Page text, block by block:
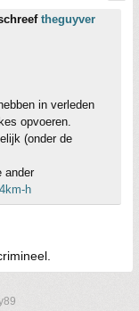
theguyver
in verleden
opvoeren.
(onder de
ander
h